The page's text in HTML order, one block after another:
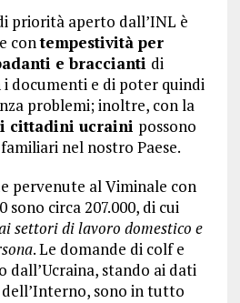
priorità aperto dall’INL è
contempestività per
e braccianti di
i documenti e di poter quindi
problemi; inoltre, con la
cittadini ucraini possono
nel nostro Paese.
pervenute al Viminale con
sono circa 207.000, di cui
settori di lavoro domestico e
. Le domande di colf e
dall’Ucraina, stando ai dati
sono in tutto